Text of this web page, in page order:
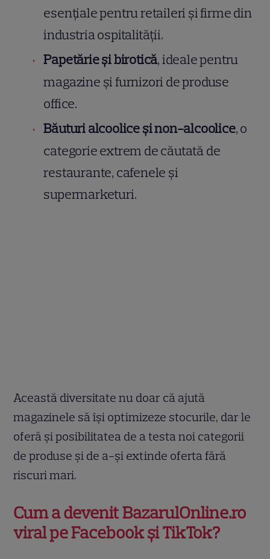
esențiale pentru retaileri și firme din
industria ospitalității.
Papetărie și birotică, ideale pentru
magazine și furnizori de produse
office.
Băuturi alcoolice și non-alcoolice, o
categorie extrem de căutată de
restaurante, cafenele și
supermarketuri.
Această diversitate nu doar că ajută
magazinele să își optimizeze stocurile, dar le
oferă și posibilitatea de a testa noi categorii
de produse și de a-și extinde oferta fără
riscuri mari.
Cum a devenit BazarulOnline.ro
viral pe Facebook și TikTok?